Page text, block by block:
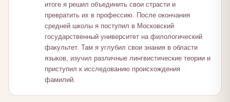
итоге я решил объединить свои страсти и
превратить их в профессию. После окончания
средней школы я поступил в Московский
государственный университет на филологический
факультет. Там я углубил свои знания в области
языков, изучил различные лингвистические теории и
приступил к исследованию происхождения
фамилий.